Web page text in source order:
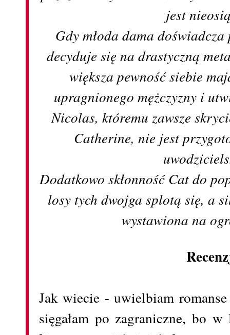
jest
Gdy młoda dama
decyduje się na drastyczną
większa pewność siebie
upragnionego mężczyzny i
Nicolas, któremu zawsze
Catherine, nie jest
Dodatkowo skłonność Cat do
losy tych dwojga splotą się, a
wystawiona na
Jak wiecie - uwielbiam
sięgałam po zagraniczne, bo